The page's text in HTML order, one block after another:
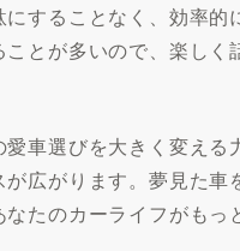
することなく、効率
とが多いので、楽しく
車選びを大きく変え
広がります。夢見た
たのカーライフがもっ